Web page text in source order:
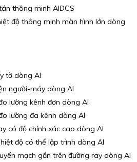
thông minh AIDCS
độ thông minh màn hình lớn dòng
tờ dòng AI
người-máy dòng AI
lường kênh đơn dòng AI
lường đa kênh dòng AI
có độ chính xác cao dòng AI
độ có thể lập trình dòng AI
mạch gắn trên đường ray dòng AI